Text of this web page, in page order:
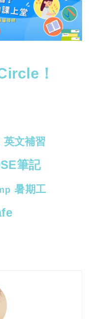
！
英文補習
筆記
暑期工